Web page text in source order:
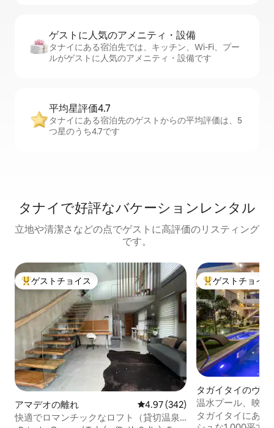
ゲストに人⁠気⁠のア⁠メ⁠ニ⁠テ⁠ィ・設⁠備
タナイにある宿泊先では、キッチン、Wi-Fi、プー
ルがゲストに人気のアメニティ・設備です
平均星評価4.7
タナイにある宿泊先のゲストからの平均評価は、5
つ星のうち4.7です
タナイで好評なバケーションレンタル
立地や清潔さなどの点でゲストに高評価のリスティング
です。
大好評のゲストチョイスです。
ゲストチョイス
アマデオの離れ レビュー342件、5つ星中4.97つ
4.97 (342)
快適でロマンチックなロフト（貸切温泉
大好評のゲスト
ゲストチョイス
タガイタイのヴィ
温水プール、映画
The Suite Life 2.0
タガイタイにある